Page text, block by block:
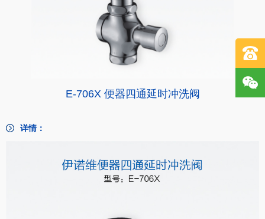
E-706X 便器四通延时冲洗阀
详情：